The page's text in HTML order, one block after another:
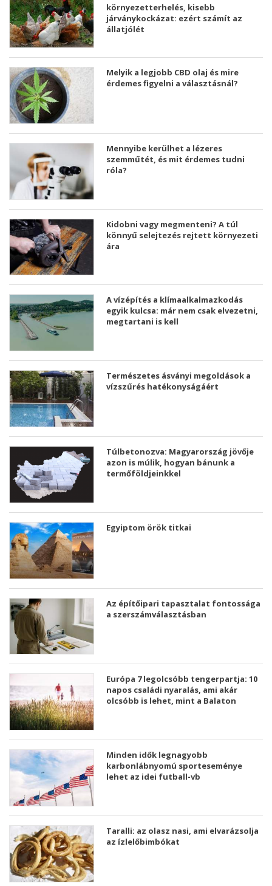
környezetterhelés, kisebb
járványkockázat: ezért számít az
állatjólét
Melyik a legjobb CBD olaj és mire
érdemes figyelni a választásnál?
Mennyibe kerülhet a lézeres
szemműtét, és mit érdemes tudni
róla?
Kidobni vagy megmenteni? A túl
könnyű selejtezés rejtett környezeti
ára
A vízépítés a klímaalkalmazkodás
egyik kulcsa: már nem csak elvezetni,
megtartani is kell
Természetes ásványi megoldások a
vízszűrés hatékonyságáért
Túlbetonozva: Magyarország jövője
azon is múlik, hogyan bánunk a
termőföldjeinkkel
Egyiptom örök titkai
Az építőipari tapasztalat fontossága
a szerszámválasztásban
Európa 7 legolcsóbb tengerpartja: 10
napos családi nyaralás, ami akár
olcsóbb is lehet, mint a Balaton
Minden idők legnagyobb
karbonlábnyomú sporteseménye
lehet az idei futball-vb
Taralli: az olasz nasi, ami elvarázsolja
az ízlelőbimbókat